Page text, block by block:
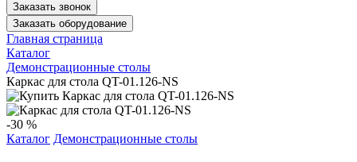
Заказать звонок
Заказать оборудование
Главная страница
Каталог
Демонстрационные столы
Каркас для стола QT-01.126-NS
-30 %
Каталог Демонстрационные столы